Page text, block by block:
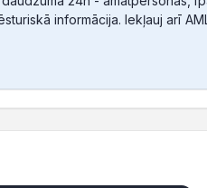
informācija. Iekļauj arī